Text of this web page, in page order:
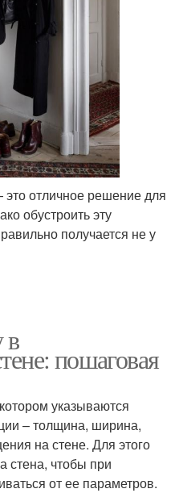
отличное решение для
обустроить эту
получается не у
в
пошаговая
указываются
– толщина, ширина,
на стене. Для этого
стена, чтобы при
от ее параметров.